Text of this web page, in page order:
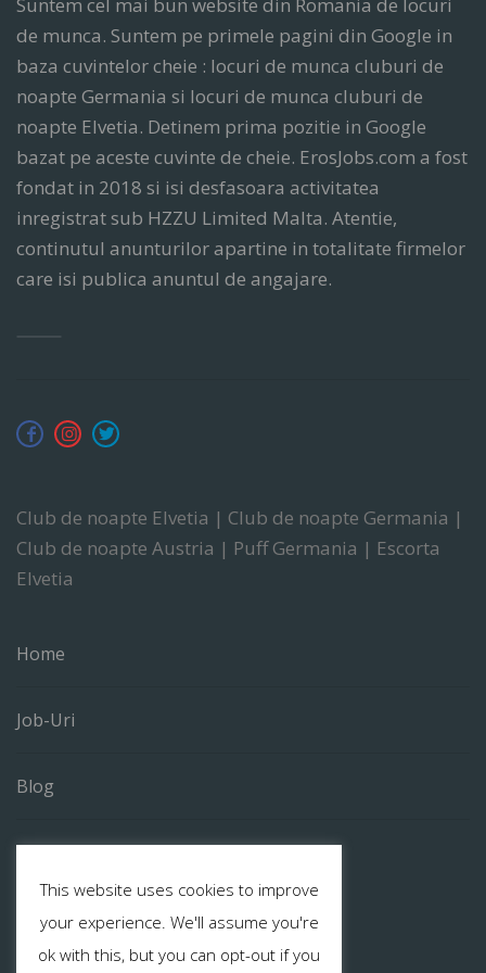
de munca. Suntem pe primele pagini din Google in
baza cuvintelor cheie : locuri de munca cluburi de
noapte Germania si locuri de munca cluburi de
noapte Elvetia. Detinem prima pozitie in Google
bazat pe aceste cuvinte de cheie. ErosJobs.com a fost
fondat in 2018 si isi desfasoara activitatea
inregistrat sub HZZU Limited Malta. Atentie,
continutul anunturilor apartine in totalitate firmelor
care isi publica anuntul de angajare.
Club de noapte Elvetia | Club de noapte Germania |
Club de noapte Austria | Puff Germania | Escorta
Elvetia
Home
Job-Uri
Blog
Contact
This website uses cookies to improve
your experience. We'll assume you're
ok with this, but you can opt-out if you